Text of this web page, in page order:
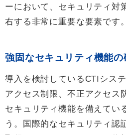
ーにおいて、セキュリティ対
右する非常に重要な要素です。
強固なセキュリティ機能の
導入を検討しているCTIシス
アクセス制限、不正アクセス
セキュリティ機能を備えてい
う。国際的なセキュリティ認